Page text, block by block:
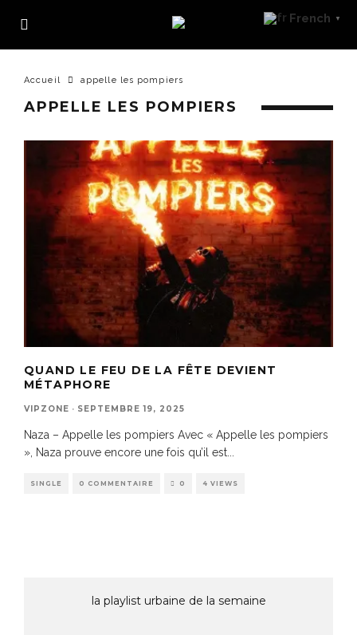
Accueil appelle les pompiers
APPELLE LES POMPIERS
QUAND LE FEU DE LA FÊTE DEVIENT
MÉTAPHORE
VIPZONE · SEPTEMBRE 19, 2025
Naza – Appelle les pompiers Avec « Appelle les pompiers
», Naza prouve encore une fois qu’il est
SINGLE 0 COMMENTAIRE 0 4 VIEWS
la playlist urbaine de la semaine
French ▼